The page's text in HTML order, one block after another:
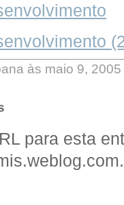
às maio 9,
para esta